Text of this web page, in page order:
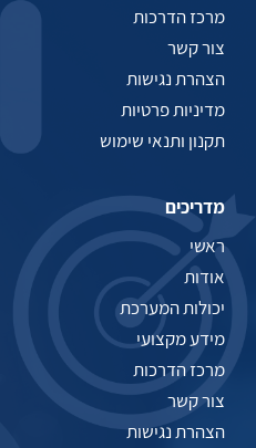
מרכז הדרכות
צור קשר
הצהרת נגישות
מדיניות פרטיות
תקנון ותנאי שימוש
מדריכים
ראשי
אודות
יכולות המערכת
מידע מקצועי
מרכז הדרכות
צור קשר
הצהרת נגישות